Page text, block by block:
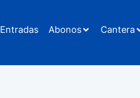
Entradas Abonos
Cantera